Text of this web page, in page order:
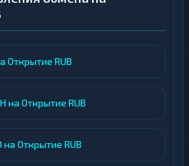
Открытие RUB
на Открытие RUB
Открытие RUB